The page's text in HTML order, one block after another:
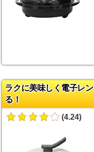
ラクに美味しく電子レ
る！
(4.24)